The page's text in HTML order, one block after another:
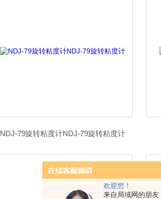
欢迎您！
来自局域网的朋
NDJ-79旋转粘度计NDJ-79旋转粘度计